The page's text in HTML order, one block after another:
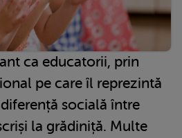
ca educatorii, prin
pe care îl reprezintă
socială între
la grădiniță. Multe